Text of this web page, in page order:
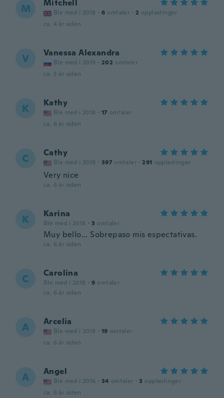
M Mitchell
Ble med i 2018 · 6 omtaler · 2 opplastinger
ca. 4 år siden
V Vanessa Alexandra
Ble med i 2019 · 202 omtaler
ca. 5 år siden
K Kathy
Ble med i 2018 · 17 omtaler
ca. 6 år siden
C Cathy
Ble med i 2019 · 397 omtaler · 291 opplastinger
Very nice
ca. 6 år siden
K Karina
Ble med i 2018 · 3 omtaler
Muy bello... Sobrepaso mis espectativas.
ca. 6 år siden
C Carolina
Ble med i 2018 · 9 omtaler
ca. 6 år siden
A Arcelia
Ble med i 2018 · 19 omtaler
ca. 6 år siden
A Angel
Ble med i 2016 · 34 omtaler · 3 opplastinger
ca. 6 år siden